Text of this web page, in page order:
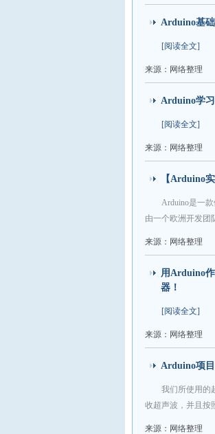
Arduino基
[阅读全文]
来源：网络整理
Arduino学
[阅读全文]
来源：网络整理
【Arduino
Arduino是一
由一个欧洲开发团
来源：网络整理
用Arduino
器！
[阅读全文]
来源：网络整理
Arduino项
我们所使用的
收超声波，并且按
来源：网络整理